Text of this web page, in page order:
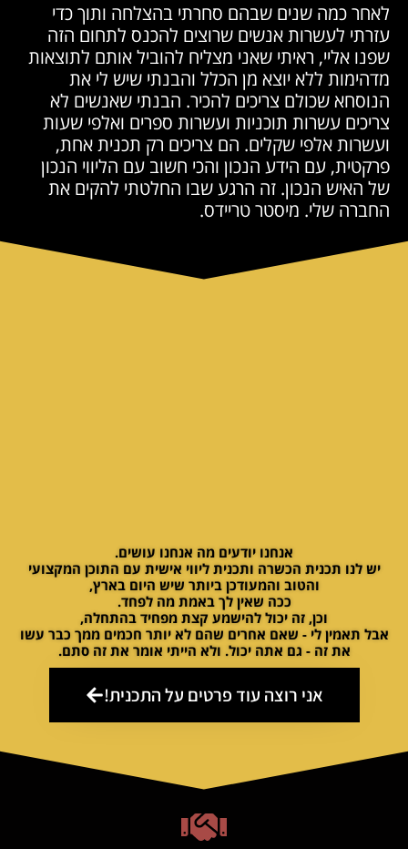
לאחר כמה שנים שבהם סחרתי בהצלחה ותוך כדי
עזרתי לעשרות אנשים שרוצים להכנס לתחום הזה
שפנו אליי, ראיתי שאני מצליח להוביל אותם לתוצאות
מדהימות ללא יוצא מן הכלל והבנתי שיש לי את
הנוסחא שכולם צריכים להכיר. הבנתי שאנשים לא
צריכים עשרות תוכניות ועשרות ספרים ואלפי שעות
ועשרות אלפי שקלים. הם צריכים רק תכנית אחת,
פרקטית, עם הידע הנכון והכי חשוב עם הליווי הנכון
של האיש הנכון. זה הרגע שבו החלטתי להקים את
החברה שלי. מיסטר טריידס.
אנחנו יודעים מה אנחנו עושים.
יש לנו תכנית הכשרה ותכנית ליווי אישית עם התוכן המקצועי
והטוב והמעודכן ביותר שיש היום בארץ,
ככה שאין לך באמת מה לפחד.
וכן, זה יכול להישמע קצת מפחיד בהתחלה,
אבל תאמין לי - שאם אחרים שהם לא יותר חכמים ממך כבר עשו
את זה - גם אתה יכול. ולא הייתי אומר את זה סתם.
אני רוצה עוד פרטים על התכנית!